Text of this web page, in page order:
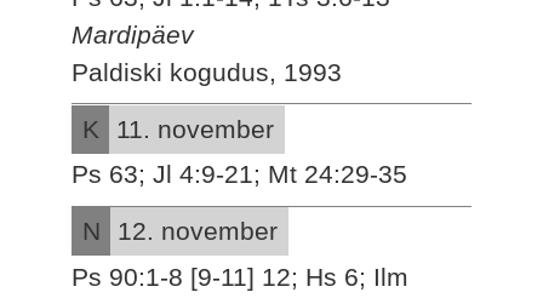
Mardipäev
Paldiski kogudus, 1993
K
11. november
Ps 63; Jl 4:9-21; Mt 24:29-35
N
12. november
Ps 90:1-8 [9-11] 12; Hs 6; Ilm